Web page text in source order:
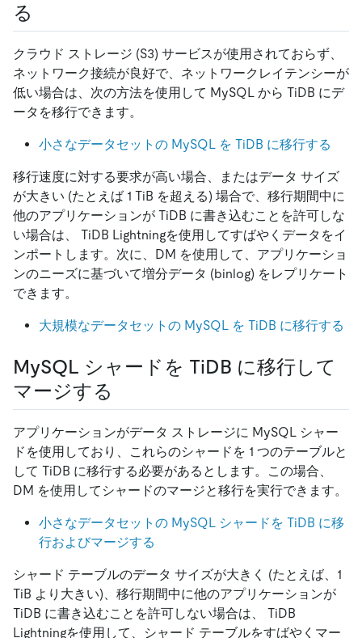
る
クラウド ストレージ (S3) サービスが使用されておらず、
ネットワーク接続が良好で、ネットワークレイテンシーが
低い場合は、次の方法を使用して MySQL から TiDB にデ
ータを移行できます。
小さなデータセットの MySQL を TiDB に移行する
移行速度に対する要求が高い場合、またはデータ サイズ
が大きい (たとえば 1 TiB を超える) 場合で、移行期間中に
他のアプリケーションが TiDB に書き込むことを許可しな
い場合は、 TiDB Lightningを使用してすばやくデータをイ
ンポートします。次に、DM を使用して、アプリケーショ
ンのニーズに基づいて増分データ (binlog) をレプリケート
できます。
大規模なデータセットの MySQL を TiDB に移行する
MySQL シャードを TiDB に移行して
マージする
アプリケーションがデータ ストレージに MySQL シャー
ドを使用しており、これらのシャードを 1 つのテーブルと
して TiDB に移行する必要があるとします。この場合、
DM を使用してシャードのマージと移行を実行できます。
小さなデータセットの MySQL シャードを TiDB に移
行およびマージする
シャード テーブルのデータ サイズが大きく (たとえば、1
TiB より大きい)、移行期間中に他のアプリケーションが
TiDB に書き込むことを許可しない場合は、 TiDB
Lightningを使用して、シャード テーブルをすばやくマー